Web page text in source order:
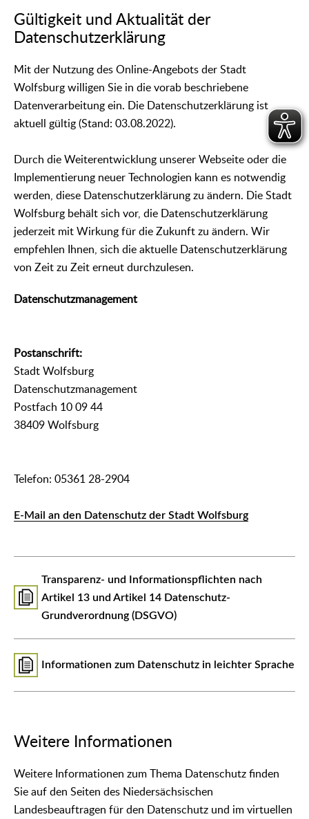
Gültigkeit und Aktualität der
Datenschutzerklärung
Mit der Nutzung des Online-Angebots der Stadt
Wolfsburg willigen Sie in die vorab beschriebene
Datenverarbeitung ein. Die Datenschutzerklärung ist
aktuell gültig (Stand: 03.08.2022).
Durch die Weiterentwicklung unserer Webseite oder die
Implementierung neuer Technologien kann es notwendig
werden, diese Datenschutzerklärung zu ändern. Die Stadt
Wolfsburg behält sich vor, die Datenschutzerklärung
jederzeit mit Wirkung für die Zukunft zu ändern. Wir
empfehlen Ihnen, sich die aktuelle Datenschutzerklärung
von Zeit zu Zeit erneut durchzulesen.
Datenschutzmanagement
Postanschrift:
Stadt Wolfsburg
Datenschutzmanagement
Postfach 10 09 44
38409 Wolfsburg
Telefon: 05361 28-2904
E-Mail an den Datenschutz der Stadt Wolfsburg
Transparenz- und Informationspflichten nach
Artikel 13 und Artikel 14 Datenschutz-
Grundverordnung (DSGVO)
Informationen zum Datenschutz in leichter Sprache
Weitere Informationen
Weitere Informationen zum Thema Datenschutz finden
Sie auf den Seiten des Niedersächsischen
Landesbeauftragen für den Datenschutz und im virtuellen